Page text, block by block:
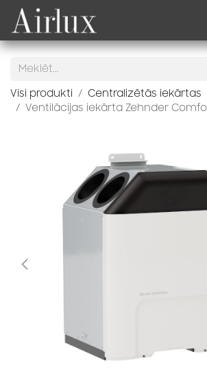
Skip to Content
Visi produkti
Centralizētās iekārtas
Ventilācijas iekārta Zehnder